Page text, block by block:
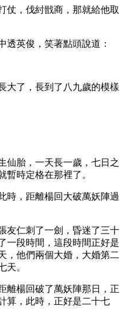
仗，伐紂戩商，那就給他取
透英俊，笑著點頭說道：
大了，長到了八九歲的模樣
仙胎，一天長一歲，七日之
暫時定格在那裡了。
時，距離楊回大破萬妖陣過
友仁刺了一劍，昏迷了三十
一段時間，這段時間正好是
，他們兩個大婚，大婚第二
天。
離楊回破了萬妖陣那日，正
算，此時，正好是二十七